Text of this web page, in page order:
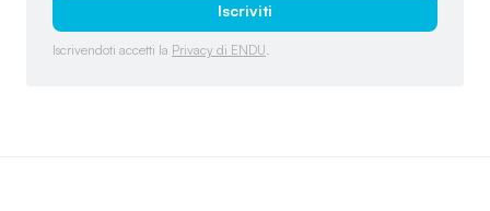
Iscriviti
Iscrivendoti accetti la Privacy di ENDU.